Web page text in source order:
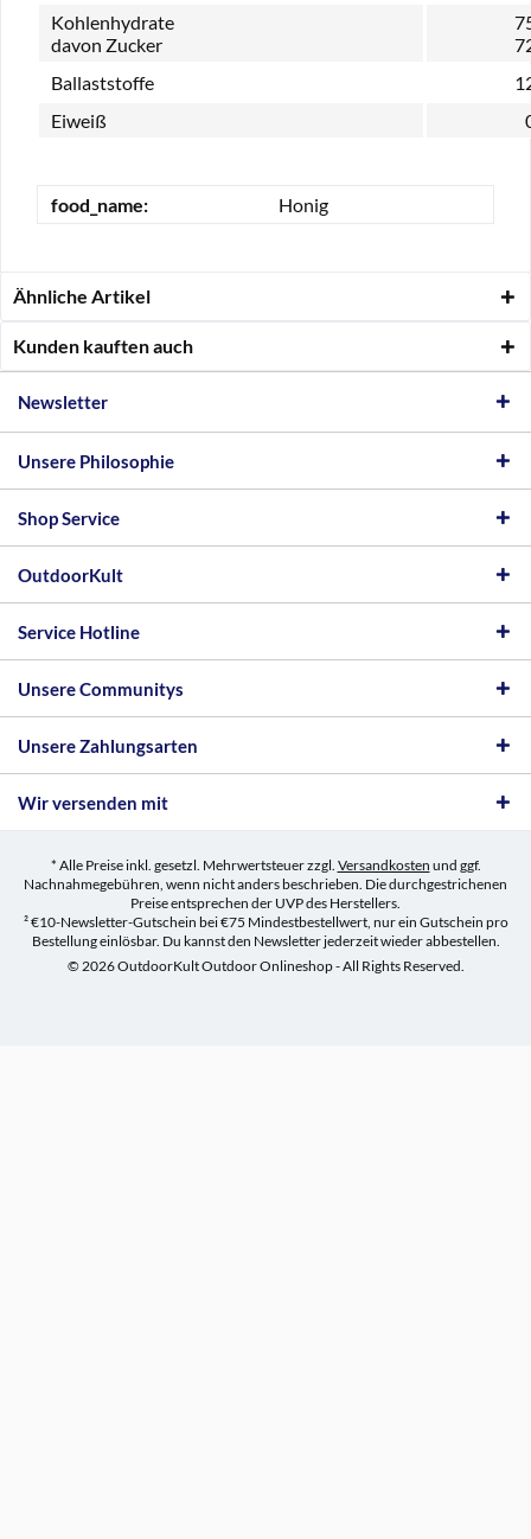
Kohlenhydrate
davon Zucker
Ballaststoffe
Eiweiß
food_name: Honig
Ähnliche Artikel
Kunden kauften auch
Newsletter
Unsere Philosophie
Shop Service
OutdoorKult
Service Hotline
Unsere Communitys
Unsere Zahlungsarten
Wir versenden mit
* Alle Preise inkl. gesetzl. Mehrwertsteuer zzgl. Versandkosten und ggf.
Nachnahmegebühren, wenn nicht anders beschrieben. Die durchgestrichenen
Preise entsprechen der UVP des Herstellers.
² €10-Newsletter-Gutschein bei €75 Mindestbestellwert, nur ein Gutschein pro
Bestellung einlösbar. Du kannst den Newsletter jederzeit wieder abbestellen.
© 2026 OutdoorKult Outdoor Onlineshop - All Rights Reserved.